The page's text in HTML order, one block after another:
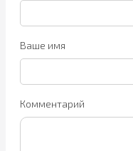
Ваше имя
Комментарий